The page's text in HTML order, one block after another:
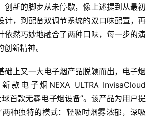
创新的脚步从未停歇，像上述提到从最初
计，到配备双调节系统的双口味配置，再
依然巧妙地融合了两种口味，每一步的演
新精神。
础上又一大电子烟产品脱颖而出，电子烟
款电子烟NEXA ULTRA InvisaCloud
首款无雾电子烟设备”。该产品为用户提
两种独特的模式：轻吸时烟雾浓郁，深吸